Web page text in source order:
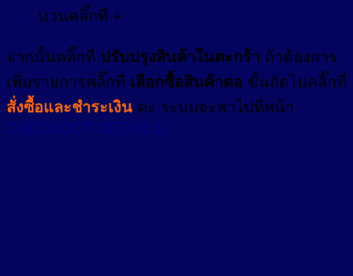
นวนคลิ๊กที่ +
จากนั้นคลิ๊กที่ ปรับปรุงสินค้าในตะกร้า ถ้าต้องการ
เพิ่มรายการคลิ๊กที่ เลือกซื้อสินค้าต่อ ขั้นถัดไปคลิ๊กที่
สั่งซื้อและชำระเงิน คะ ระบบจะพาไปที่หน้า
CHECKOUT DETAILS